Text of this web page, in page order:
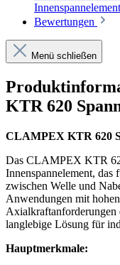
Bewertungen
Menü schließen
KTR 620
CLAMPEX KTR 620
Das CLAMPEX KTR
Innenspannelement, das
zwischen Welle und
Anwendungen mit
Axialkraftanforderungen
langlebige Lösung für
Hauptmerkmale: